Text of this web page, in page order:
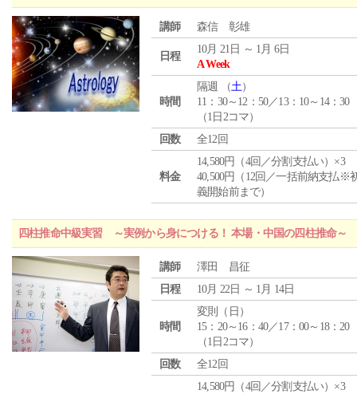
講師 森信 彰雄
日程
10月 21日 ～ 1月 6日
A Week
時間
隔週 （土）
11：30～12：50／13：10～14：30
（1日2コマ）
回数
全12回
料金
14,580円（4回／分割支払い）×3
40,500円（12回／一括前納支払※
義開始前まで）
四柱推命中級実習 ～実例から身につける！ 本場・中国の四柱推命～
講師
澤田 昌征
日程
10月 22日 ～ 1月 14日
時間
変則（日）
15：20～16：40／17：00～18：20
（1日2コマ）
回数
全12回
14,580円（4回／分割支払い）×3